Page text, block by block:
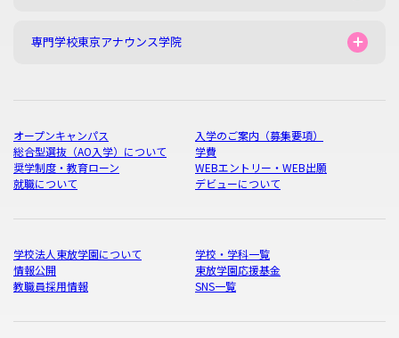
専門学校東京アナウンス学院
オープンキャンパス
入学のご案内（募集要項）
総合型選抜（AO入学）について
学費
奨学制度・教育ローン
WEBエントリー・WEB出願
就職について
デビューについて
学校法人東放学園について
学校・学科一覧
情報公開
東放学園応援基金
教職員採用情報
SNS一覧